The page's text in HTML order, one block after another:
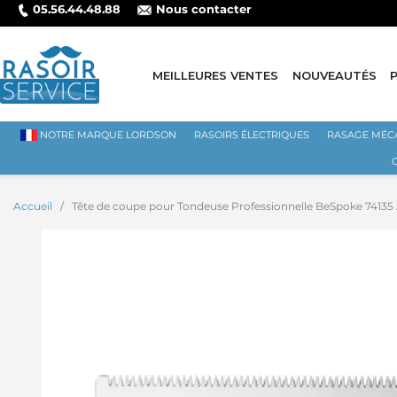
05.56.44.48.88 Nous contacter
MEILLEURES VENTES NOUVEAUTÉS
NOTRE MARQUE LORDSON RASOIRS ÉLECTRIQUES RASAGE
Accueil Tête de coupe pour Tondeuse Professionnelle BeSpoke 74135